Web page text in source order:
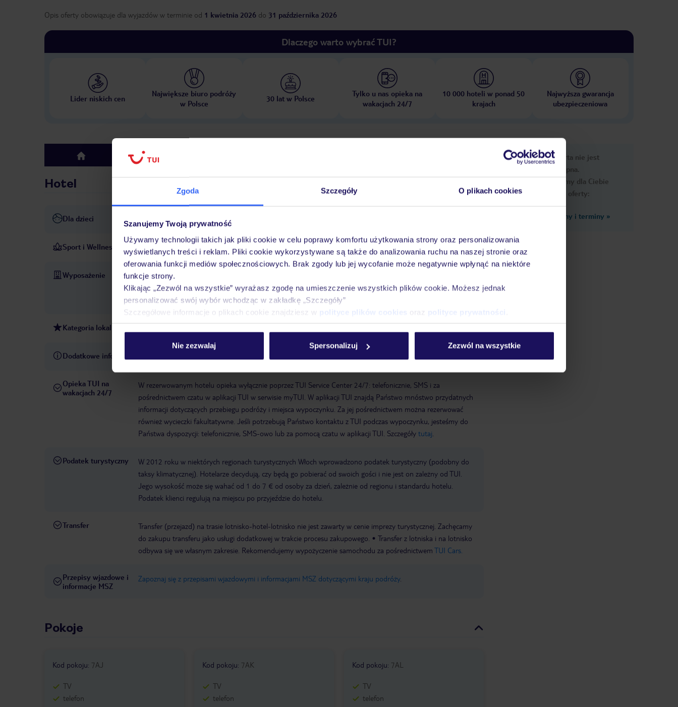
Zgoda Szczegóły O plikach cookies
Szanujemy Twoją prywatność
Używamy technologii takich jak pliki cookie w celu poprawy komfortu użytkowania strony oraz personalizowania
wyświetlanych treści i reklam. Pliki cookie wykorzystywane są także do analizowania ruchu na naszej stronie oraz
oferowania funkcji mediów społecznościowych. Brak zgody lub jej wycofanie może negatywnie wpłynąć na niektóre
funkcje strony.
Klikając „Zezwól na wszystkie” wyrażasz zgodę na umieszczenie wszystkich plików cookie. Możesz jednak
personalizować swój wybór wchodząc w zakładkę „Szczegóły”
Szczegółowe informacje o plikach cookie znajdziesz w polityce plików cookies oraz polityce prywatności
Nie zezwalaj Spersonalizuj Zezwól na wszystkie
Opis oferty obowiązuje dla wyjazdów w terminie od 1 kwietnia 2026 do 31 października 2026
Dlaczego warto wybrać TUI?
Lider niskich cen
Największe biuro podróży
w Polsce
30 lat w Polsce
Tylko u nas opieka na
wakacjach 24/7
10 000 hoteli w ponad 50
krajach
Najwyższa gwarancja
ubezpieczeniowa
top Hotel
Hotel
Dla dzieci Kids Club Plac zabaw
Sport i Wellness Wypożyczalnia rowerów Masaże
Wyposażenie Parking Zameldowanie od: 17:00:00
bezpłatnie
WLAN/WiFi w hotelu: bezpłatnie Mini market Zwierzęta domowe: za opłatą
room
service
łączna liczba pokoi: 50 metody płatności: EC Maestro, Mastercard, Visa
Kategoria lokalna
Dodatkowe informacje
Opieka TUI na
wakacjach 24/7
W rezerwowanym hotelu opieka wyłącznie poprzez TUI Service Center 24/7: telefonicznie, SMS i za
pośrednictwem czatu w aplikacji TUI w serwisie myTUI. W aplikacji TUI znajdą Państwo mnóstwo przydatnych
informacji dotyczących przebiegu podróży i miejsca wypoczynku. Za jej pośrednictwem można rezerwować
również wycieczki fakultatywne. Jeśli potrzebują Państwo kontaktu z TUI podczas wypoczynku, jesteśmy do
Państwa dyspozycji: telefonicznie, SMS-owo lub za pomocą czatu w aplikacji TUI. Szczegóły tutaj
Podatek turystyczny
W 2012 roku w niektórych regionach turystycznych Włoch wprowadzono podatek turystyczny (podobny do
taksy klimatycznej). Hotelarze decydują, czy będą go pobierać od swoich gości i nie jest on zależny od TUI.
Jego wysokość może się wahać od 1 do 7 € od osoby za dzień, zależnie od regionu i standardu hotelu.
Podatek klienci regulują na miejscu po przyjeździe do hotelu.
Transfer
Transfer (przejazd) na trasie lotnisko-hotel-lotnisko nie jest zawarty w cenie imprezy turystycznej. Zachęcamy
do zakupu transferu jako usługi dodatkowej w trakcie procesu zakupowego.
Transfer z lotniska i na lotnisko
odbywa się we własnym zakresie. Rekomendujemy wypożyczenie samochodu za pośrednictwem TUI Cars.
Przepisy wjazdowe i
informacje MSZ
Zapoznaj się z przepisami wjazdowymi i informacjami MSZ dotyczącymi kraju podróży.
Pokoje
Kod pokoju: 7AJ
TV
telefon
Kod pokoju: 7AK
TV
telefon
Kod pokoju: 7AL
TV
telefon
Ups, ta oferta nie jest
dostępna.
Przygotowaliśmy dla Ciebie
podobne oferty:
Zobacz inne ceny i terminy »